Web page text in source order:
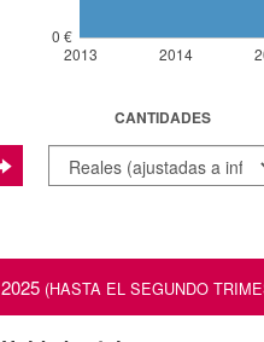
2013 2014
0 €
CANTIDADES
2025 (HASTA EL SEGUNDO